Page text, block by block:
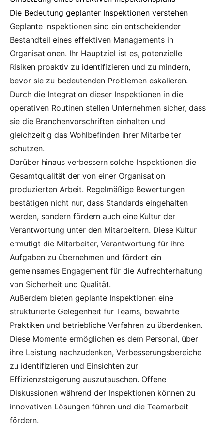
Die Bedeutung geplanter Inspektionen verstehen
Geplante Inspektionen sind ein entscheidender
Bestandteil eines effektiven Managements in
Organisationen. Ihr Hauptziel ist es, potenzielle
Risiken proaktiv zu identifizieren und zu mindern,
bevor sie zu bedeutenden Problemen eskalieren.
Durch die Integration dieser Inspektionen in die
operativen Routinen stellen Unternehmen sicher, dass
sie die Branchenvorschriften einhalten und
gleichzeitig das Wohlbefinden ihrer Mitarbeiter
schützen.
Darüber hinaus verbessern solche Inspektionen die
Gesamtqualität der von einer Organisation
produzierten Arbeit. Regelmäßige Bewertungen
bestätigen nicht nur, dass Standards eingehalten
werden, sondern fördern auch eine Kultur der
Verantwortung unter den Mitarbeitern. Diese Kultur
ermutigt die Mitarbeiter, Verantwortung für ihre
Aufgaben zu übernehmen und fördert ein
gemeinsames Engagement für die Aufrechterhaltung
von Sicherheit und Qualität.
Außerdem bieten geplante Inspektionen eine
strukturierte Gelegenheit für Teams, bewährte
Praktiken und betriebliche Verfahren zu überdenken.
Diese Momente ermöglichen es dem Personal, über
ihre Leistung nachzudenken, Verbesserungsbereiche
zu identifizieren und Einsichten zur
Effizienzsteigerung auszutauschen. Offene
Diskussionen während der Inspektionen können zu
innovativen Lösungen führen und die Teamarbeit
fördern.